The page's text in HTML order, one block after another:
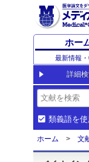
ホー
最新情報
詳細
類義語を
ホーム 文